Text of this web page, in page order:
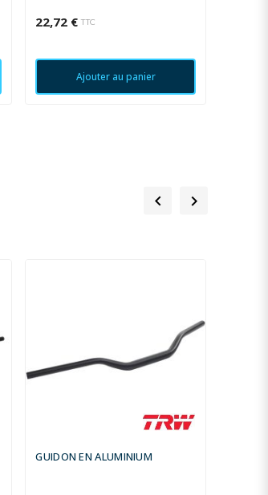
22,72 € TTC
Ajouter au panier
 
GUIDON EN ALUMINIUM